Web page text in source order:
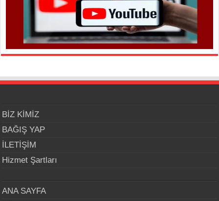
BİZ KİMİZ
BAĞIŞ YAP
İLETİŞİM
Hizmet Şartları
ANA SAYFA